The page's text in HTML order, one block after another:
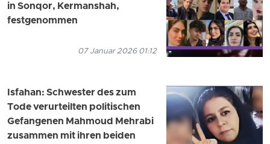
in Sonqor, Kermanshah,
festgenommen
07 Januar 2026 01:12
Isfahan: Schwester des zum
Tode verurteilten politischen
Gefangenen Mahmoud Mehrabi
zusammen mit ihren beiden